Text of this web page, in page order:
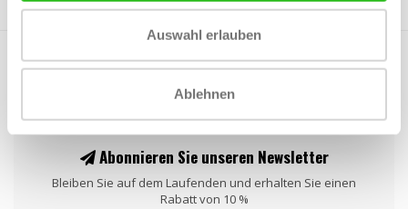
Auswahl erlauben
Ablehnen
Abonnieren Sie unseren Newsletter
Bleiben Sie auf dem Laufenden und erhalten Sie einen
Rabatt von 10 %